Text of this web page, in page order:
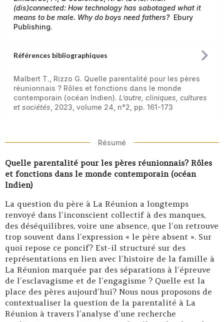
(dis)connected: How technology has sabotaged what it
means to be male. Why do boys need fathers? Ebury
Publishing.
Références bibliographiques
Malbert T., Rizzo G. Quelle parentalité pour les pères
réunionnais ? Rôles et fonctions dans le monde
contemporain (océan Indien). L’autre, cliniques, cultures
et sociétés , 2023, volume 24, n°2, pp. 161-173
Résumé
Quelle parentalité pour les pères réunionnais? Rôles
et fonctions dans le monde contemporain (océan
Indien)
La question du père à La Réunion a longtemps
renvoyé dans l’inconscient collectif à des manques,
des déséquilibres, voire une absence, que l’on retrouve
trop souvent dans l’expression « le père absent ». Sur
quoi repose ce poncif? Est-il structuré sur des
représentations en lien avec l’histoire de la famille à
La Réunion marquée par des séparations à l’épreuve
de l’esclavagisme et de l’engagisme ? Quelle est la
place des pères aujourd’hui? Nous nous proposons de
contextualiser la question de la parentalité à La
Réunion à travers l’analyse d’une recherche